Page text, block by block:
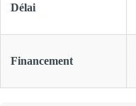
Délai
Financement